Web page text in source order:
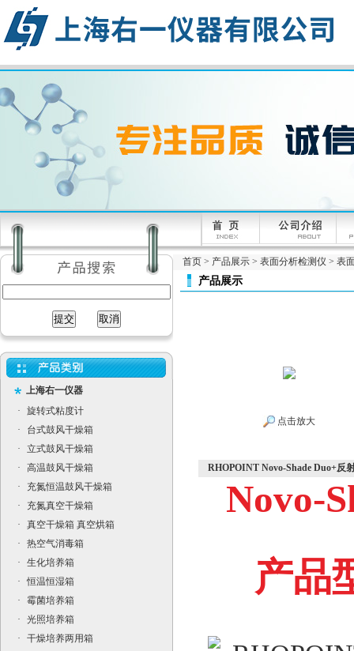
上海右一仪器
·
旋转式粘度计
·
台式鼓风干燥箱
·
立式鼓风干燥箱
·
高温鼓风干燥箱
·
充氮恒温鼓风干燥箱
·
充氮真空干燥箱
·
真空干燥箱 真空烘箱
·
热空气消毒箱
·
生化培养箱
·
恒温恒湿箱
·
霉菌培养箱
·
光照培养箱
·
干燥培养两用箱
首页 > 产品展示 > 表面分析检测仪 > 表
产品展示
点击放大
RHOPOINT Novo-Shade Duo+反
Novo-
产品